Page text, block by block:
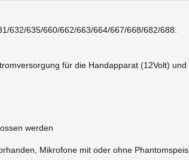
632/635/660/662/663/664/667/668/682/688.
für die Handapparat (12Volt)
werden
Mikrofone mit oder ohne